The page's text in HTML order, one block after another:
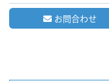
お問合わせ